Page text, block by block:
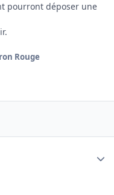
pourront déposer une
Rouge